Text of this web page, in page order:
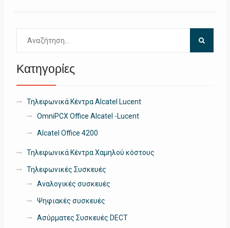
για:
Κατηγορίες
Τηλεφωνικά Κέντρα Alcatel Lucent
OmniPCX Office Alcatel -Lucent
Alcatel Office 4200
Τηλεφωνικά Κέντρα Χαμηλού κόστους
Τηλεφωνικές Συσκευές
Αναλογικές συσκευές
Ψηφιακές συσκευές
Ασύρματες Συσκευές DECT